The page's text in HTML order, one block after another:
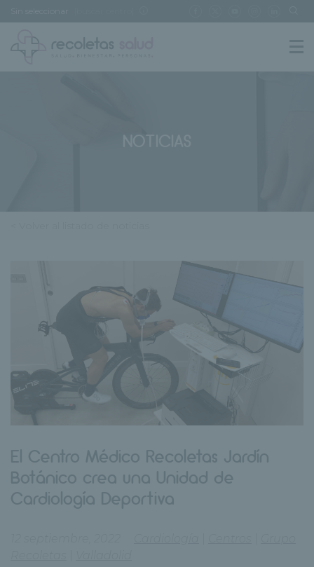
NOTICIAS
El Centro Médico Recoletas Jardín
Botánico crea una Unidad de
Cardiología Deportiva